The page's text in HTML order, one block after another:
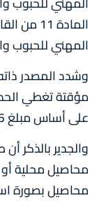
المهني للحبوب
وشدد المصدر
مؤقتة تغطي
على أساس مبلغ 5 دراهم للقنطار الواحد.
والجدير بالذكر
محاصيل محلية
محاصيل بصورة